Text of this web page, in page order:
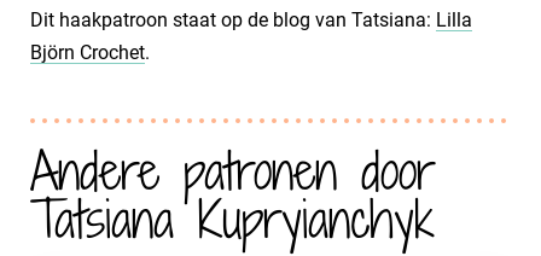
Dit haakpatroon staat op de blog van Tatsiana: Lilla
Björn Crochet.
Andere patronen door
Tatsiana Kupryianchyk